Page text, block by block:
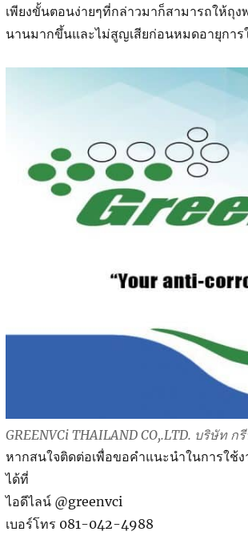
เพียงขั้นตอนง่ายๆที่กล่าวมาก็สามารถให้ถุ
นานมากขึ้นและไม่สูญเสียก่อนหมดอายุการ
GREENVCi THAILAND CO,.LTD. บริษัท
หากสนใจติดต่อเพื่อขอคำแนะนำในการใช้
ได้ที่
ไอดีไลน์ @greenvci
เบอร์โทร 081-042-4988